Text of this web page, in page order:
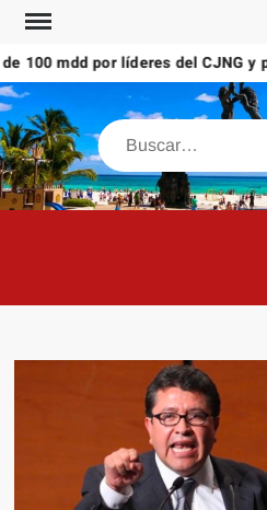
Saltar
contenido
mdd por líderes del CJNG y
Buscar